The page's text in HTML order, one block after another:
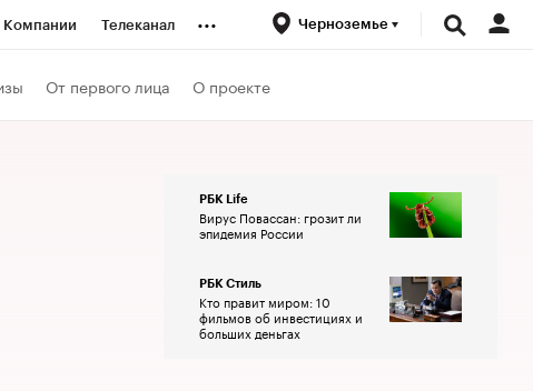
Компании Телеканал ... Черноземье
От первого лица О проекте
РБК Life
Вирус Повассан: грозит ли
эпидемия России
РБК Стиль
Кто правит миром: 10
фильмов об инвестициях и
больших деньгах